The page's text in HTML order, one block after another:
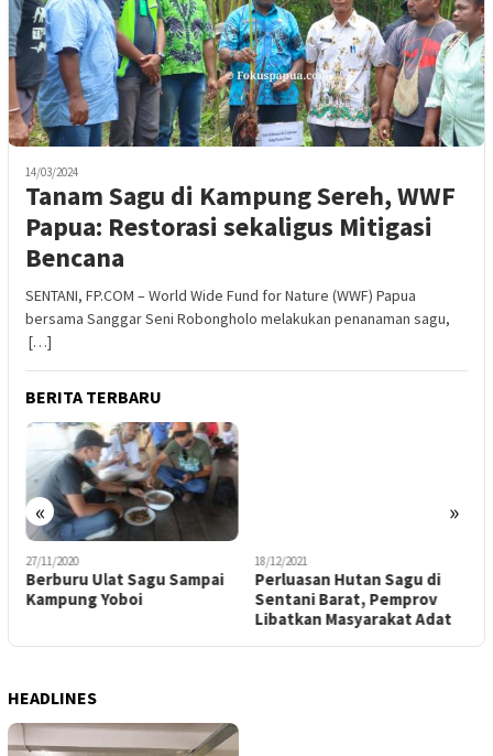
14/03/2024
Tanam Sagu di Kampung Sereh, WWF
Papua: Restorasi sekaligus Mitigasi
Bencana
SENTANI, FP.COM – World Wide Fund for Nature (WWF) Papua
bersama Sanggar Seni Robongholo melakukan penanaman sagu,
[…]
BERITA TERBARU
« »
27/11/2020
Berburu Ulat Sagu Sampai
Kampung Yoboi
18/12/2021
Perluasan Hutan Sagu di
Sentani Barat, Pemprov
Libatkan Masyarakat Adat
HEADLINES